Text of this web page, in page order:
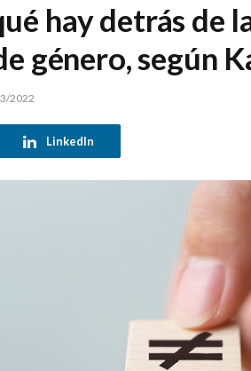
hay detrás de
género, según
2022
LinkedIn